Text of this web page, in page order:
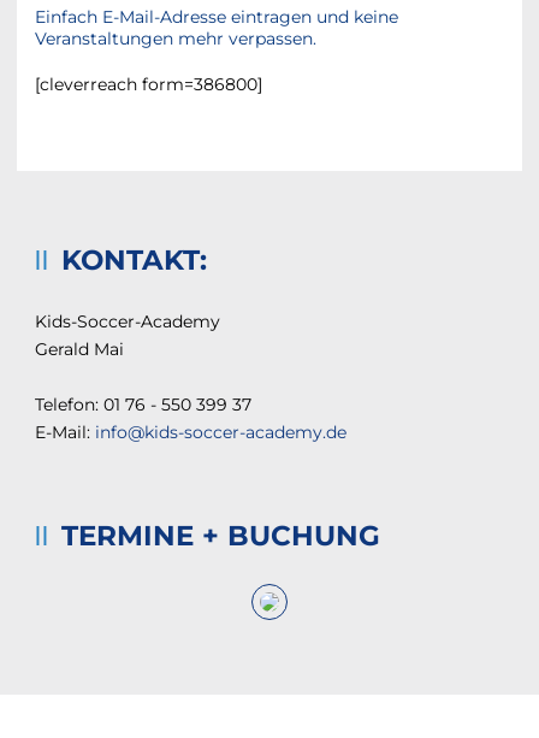
Einfach E-Mail-Adresse eintragen und keine
Veranstaltungen mehr verpassen.
[cleverreach form=386800]
KONTAKT:
Kids-Soccer-Academy
Gerald Mai
Telefon: 01 76 - 550 399 37
E-Mail: info@kids-soccer-academy.de
TERMINE + BUCHUNG